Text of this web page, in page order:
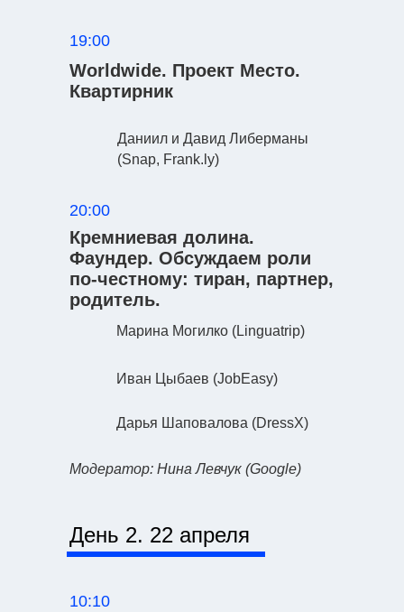
20:00
Кремниевая долина.
Фаундер. Обсуждаем роли
по-честному: тиран, партнер,
родитель.
10:10
День 2. 22 апреля
Марина Могилко (Linguatrip)
Иван Цыбаев (JobEasy)
Дарья Шаповалова (DressX)
Worldwide. Проект Место.
Квартирник
19:00
Даниил и Давид Либерманы
(Snap, Frank.ly)
Модератор: Нина Левчук (Google)